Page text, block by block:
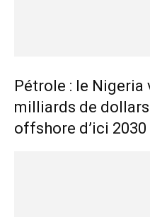
Pétrole : le Nigeria
milliards de
offshore d’ici 2030